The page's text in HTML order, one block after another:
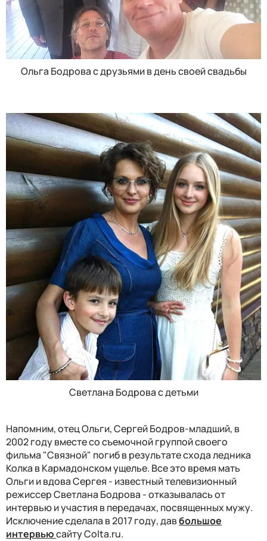
Ольга Бодрова с друзьями в день своей свадьбы
Светлана Бодрова с детьми
Напомним, отец Ольги, Сергей Бодров-младший, в
2002 году вместе со съемочной группой своего
фильма "Связной" погиб в результате схода ледника
Колка в Кармадонском ущелье. Все это время мать
Ольги и вдова Сергея - известный телевизионный
режиссер Светлана Бодрова - отказывалась от
интервью и участия в передачах, посвященных мужу.
Исключение сделала в 2017 году, давбольшое
интервьюсайту Colta.ru.